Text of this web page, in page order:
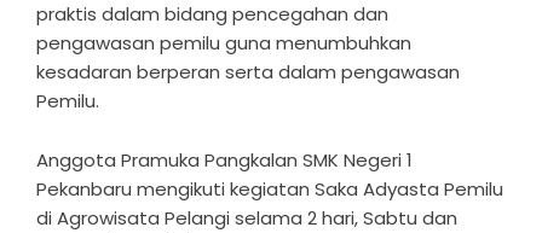
praktis dalam bidang pencegahan dan
pengawasan pemilu guna menumbuhkan
kesadaran berperan serta dalam pengawasan
Pemilu.
Anggota Pramuka Pangkalan SMK Negeri 1
Pekanbaru mengikuti kegiatan Saka Adyasta Pemilu
di Agrowisata Pelangi selama 2 hari, Sabtu dan